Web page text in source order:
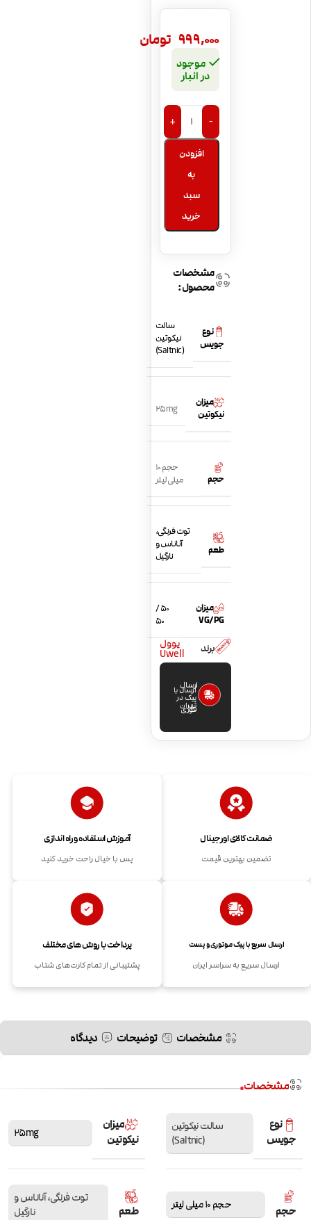
999,000 تومان
موجود
در انبار
-
+
افزودن
به
سبد
خرید
مشخصات
محصول:
نوع
جویس
سالت
نیکوتین
(Saltnic)
میزان
نیکوتین
25mg
حجم
حجم 10
میلی لیتر
طعم
توت فرنگی،
آناناس و
نارگیل
میزان
VG/PG
50 /
50
برند یوول
Uwell
ارسال
فوری
ارسال با
پیک در
تهران
ضمانت کالای اورجینال
تضمین بهترین قیمت
آموزش استفاده و راه اندازی
پس با خیال راحت خرید کنید
ارسال سریع با پیک موتوری و پست
ارسال سریع به سراسر ایران
پرداخت با روش های مختلف
پشتیبانی از تمام کارت‌های شتاب
مشخصات توضیحات دیدگاه
مشخصات
نوع
جویس
سالت نیکوتین
(Saltnic)
میزان
نیکوتین
25mg
حجم حجم 10 میلی لیتر طعم
توت فرنگی، آناناس و
نارگیل